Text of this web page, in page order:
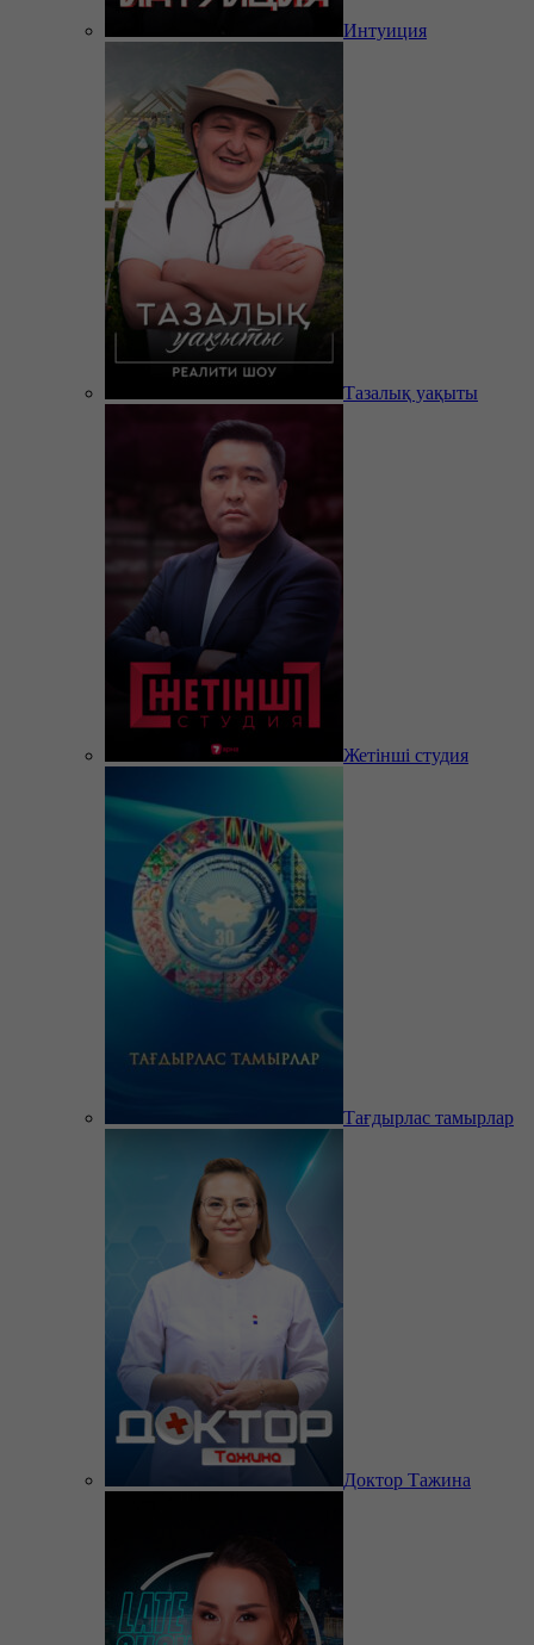
Интуиция
Тазалық уақыты
Жетінші студия
Тағдырлас тамырлар
Доктор Тажина